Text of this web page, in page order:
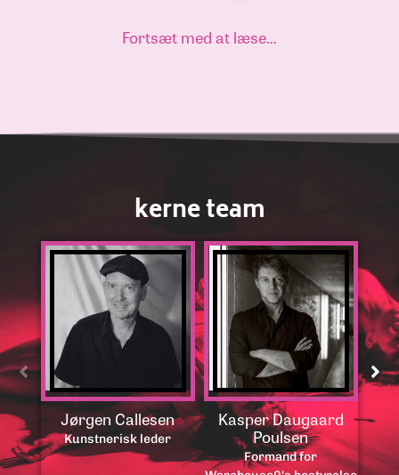
Fortsæt med at læse...
kerne team
Jørgen Callesen
Kunstnerisk leder
Kasper Daugaard
Poulsen
Formand for